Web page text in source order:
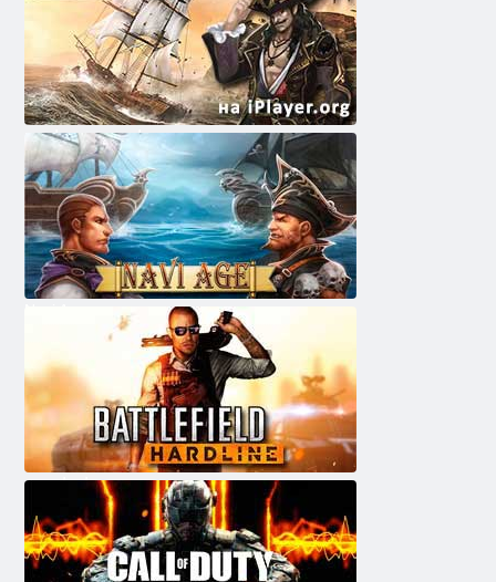
קערט לַאדיט - טכַאלש םי
ענירעווש דליפלַאטַאב